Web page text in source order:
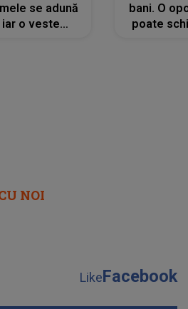
se adună
o veste
bani. O
poate
NOI
LikeFacebook